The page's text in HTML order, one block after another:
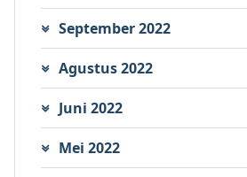
September 2022
Agustus 2022
Juni 2022
Mei 2022